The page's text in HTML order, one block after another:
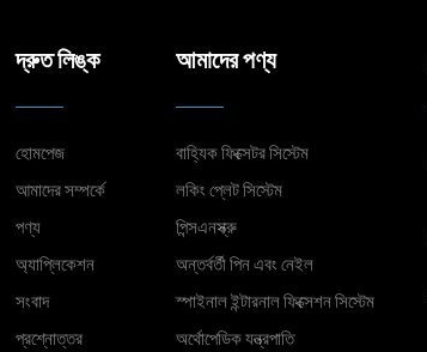
দ্রুত লিঙ্ক
হোমপেজ
আমাদের সম্পর্কে
পণ্য
অ্যাপ্লিকেশন
সংবাদ
প্রশ্নোত্তর
আমাদের পণ্য
বাহ্যিক ফিক্সেটর সিস্টেম
লকিং প্লেট সিস্টেম
পিন্সএনস্ক্রু
অন্তর্বর্তী পিন এবং নেইল
স্পাইনাল ইন্টারনাল ফিক্সেশন সিস্টেম
অর্থোপেডিক যন্ত্রপাতি